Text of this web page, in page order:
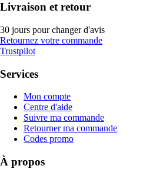
Livraison et retour
30 jours pour changer d'avis
Retournez votre commande
Trustpilot
Services
Mon compte
Centre d'aide
Suivre ma commande
Retourner ma commande
Codes promo
À propos